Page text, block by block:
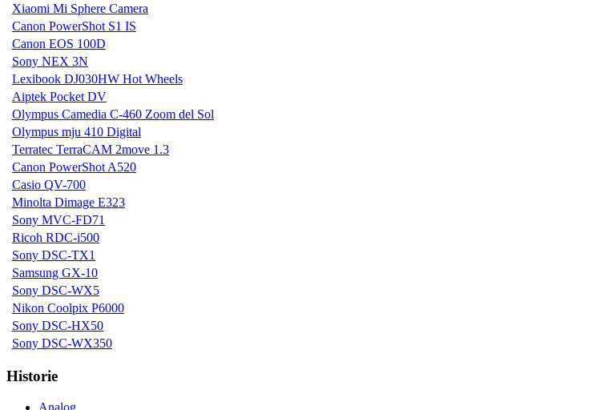
Xiaomi Mi Sphere Camera
Canon PowerShot S1 IS
Canon EOS 100D
Sony NEX 3N
Lexibook DJ030HW Hot Wheels
Aiptek Pocket DV
Olympus Camedia C-460 Zoom del Sol
Olympus mju 410 Digital
Terratec TerraCAM 2move 1.3
Canon PowerShot A520
Casio QV-700
Minolta Dimage E323
Sony MVC-FD71
Ricoh RDC-i500
Sony DSC-TX1
Samsung GX-10
Sony DSC-WX5
Nikon Coolpix P6000
Sony DSC-HX50
Sony DSC-WX350
Historie
Analog...